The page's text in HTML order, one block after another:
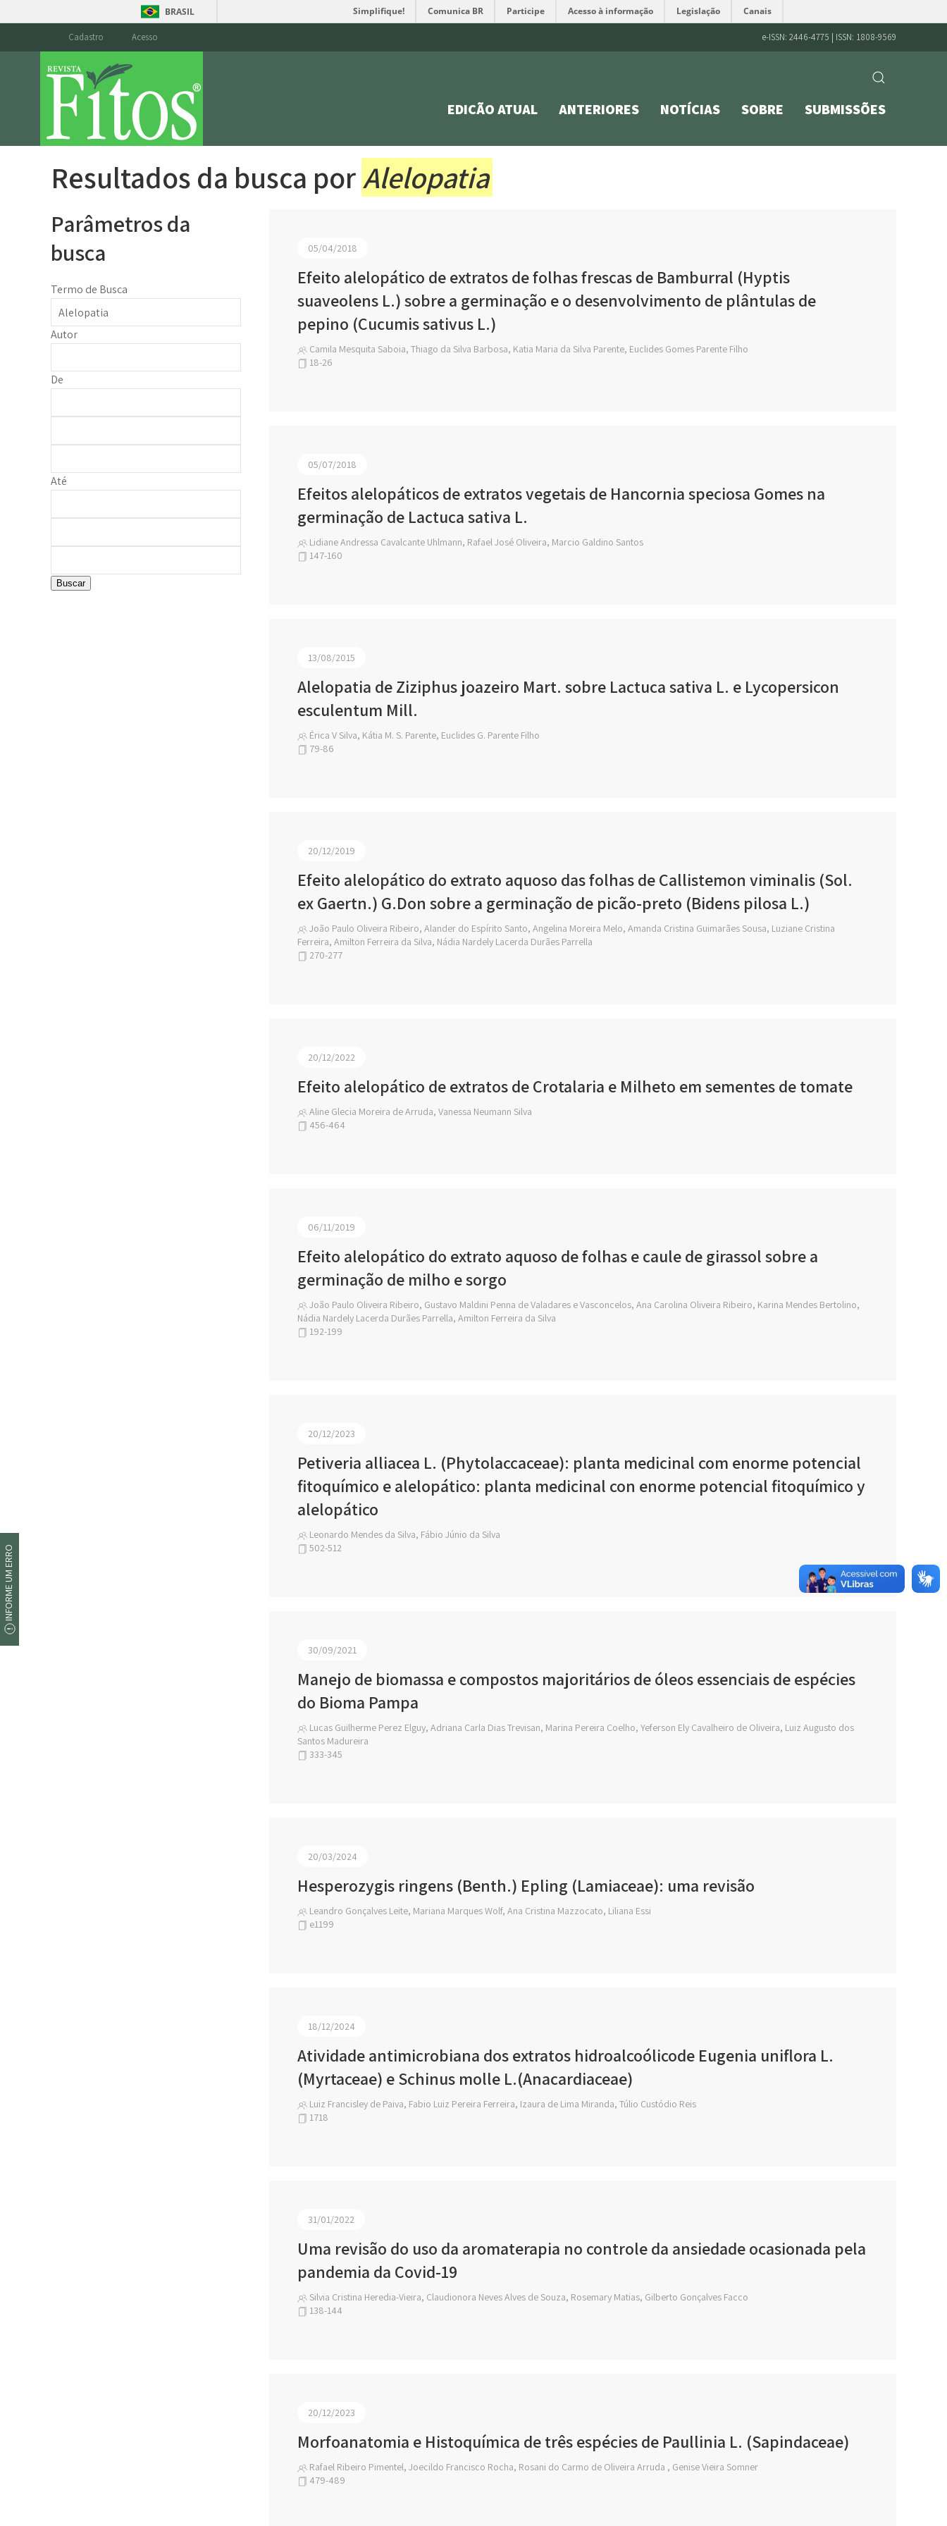
BRASIL Simplifique! Comunica BR Participe Acesso à informação Legislação Canais
Cadastro Acesso e-ISSN: 2446-4775 | ISSN: 1808-9569
EDIÇÃO ATUAL ANTERIORES NOTÍCIAS SOBRE SUBMISSÕES
Resultados da busca porAlelopatia
Parâmetros da
busca
Termo de Busca
Autor
De
Até
Buscar
05/04/2018
Efeito alelopático de extratos de folhas frescas de Bamburral (Hyptis
suaveolens L.) sobre a germinação e o desenvolvimento de plântulas de
pepino (Cucumis sativus L.)
Camila Mesquita Saboia, Thiago da Silva Barbosa, Katia Maria da Silva Parente, Euclides Gomes Parente Filho
18-26
05/07/2018
Efeitos alelopáticos de extratos vegetais de Hancornia speciosa Gomes na
germinação de Lactuca sativa L.
Lidiane Andressa Cavalcante Uhlmann, Rafael José Oliveira, Marcio Galdino Santos
147-160
13/08/2015
Alelopatia de Ziziphus joazeiro Mart. sobre Lactuca sativa L. e Lycopersicon
esculentum Mill.
Érica V Silva, Kátia M. S. Parente, Euclides G. Parente Filho
79-86
20/12/2019
Efeito alelopático do extrato aquoso das folhas de Callistemon viminalis (Sol.
ex Gaertn.) G.Don sobre a germinação de picão-preto (Bidens pilosa L.)
João Paulo Oliveira Ribeiro, Alander do Espírito Santo, Angelina Moreira Melo, Amanda Cristina Guimarães Sousa, Luziane Cristina
Ferreira, Amilton Ferreira da Silva, Nádia Nardely Lacerda Durães Parrella
270-277
20/12/2022
Efeito alelopático de extratos de Crotalaria e Milheto em sementes de tomate
Aline Glecia Moreira de Arruda, Vanessa Neumann Silva
456-464
06/11/2019
Efeito alelopático do extrato aquoso de folhas e caule de girassol sobre a
germinação de milho e sorgo
João Paulo Oliveira Ribeiro, Gustavo Maldini Penna de Valadares e Vasconcelos, Ana Carolina Oliveira Ribeiro, Karina Mendes Bertolino,
Nádia Nardely Lacerda Durães Parrella, Amilton Ferreira da Silva
192-199
20/12/2023
Petiveria alliacea L. (Phytolaccaceae): planta medicinal com enorme potencial
fitoquímico e alelopático: planta medicinal con enorme potencial fitoquímico y
alelopático
Leonardo Mendes da Silva, Fábio Júnio da Silva
502-512
30/09/2021
Manejo de biomassa e compostos majoritários de óleos essenciais de espécies
do Bioma Pampa
Lucas Guilherme Perez Elguy, Adriana Carla Dias Trevisan, Marina Pereira Coelho, Yeferson Ely Cavalheiro de Oliveira, Luiz Augusto dos
Santos Madureira
333-345
20/03/2024
Hesperozygis ringens (Benth.) Epling (Lamiaceae): uma revisão
Leandro Gonçalves Leite, Mariana Marques Wolf, Ana Cristina Mazzocato, Liliana Essi
e1199
18/12/2024
Atividade antimicrobiana dos extratos hidroalcoólicode Eugenia uniflora L.
(Myrtaceae) e Schinus molle L.(Anacardiaceae)
Luiz Francisley de Paiva, Fabio Luiz Pereira Ferreira, Izaura de Lima Miranda, Túlio Custódio Reis
1718
31/01/2022
Uma revisão do uso da aromaterapia no controle da ansiedade ocasionada pela
pandemia da Covid-19
Silvia Cristina Heredia-Vieira, Claudionora Neves Alves de Souza, Rosemary Matias, Gilberto Gonçalves Facco
138-144
20/12/2023
Morfoanatomia e Histoquímica de três espécies de Paullinia L. (Sapindaceae)
Rafael Ribeiro Pimentel, Joecildo Francisco Rocha, Rosani do Carmo de Oliveira Arruda , Genise Vieira Somner
479-489
INFORME UM ERRO